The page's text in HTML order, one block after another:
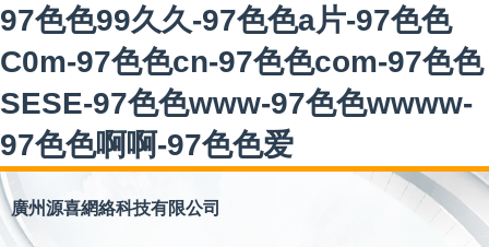
97色色99久久-97色色a片-97色色
C0m-97色色cn-97色色com-97色色
SESE-97色色www-97色色wwww-
97色色啊啊-97色色爱
廣州源喜網絡科技有限公司